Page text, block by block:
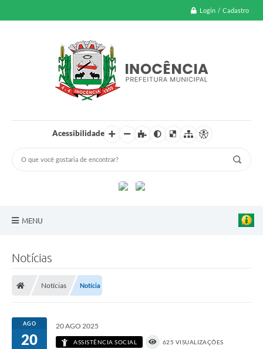
Login / Cadastro
Acessibilidade
MENU
Transparência Pública
Notícias
Legislação
Notícias
Notícias Notícia
AGO
20
20 AGO 2025
ASSISTÊNCIA SOCIAL 625 VISUALIZAÇÕES